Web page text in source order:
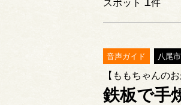
スポット 件
音声ガイド 八尾市
【ももちゃんの
鉄板で手